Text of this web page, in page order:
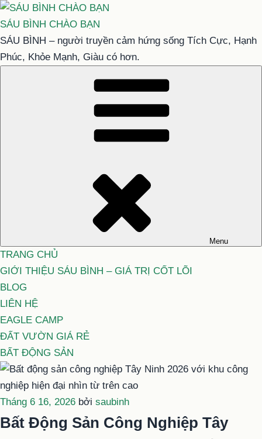
Chuyển
đến
phần
nội
SÁU BÌNH CHÀO BẠN
SÁU BÌNH – người truyền cảm hứng sống Tích Cực, Hạnh
Phúc, Khỏe Mạnh, Giàu có hơn.
Menu
TRANG CHỦ
GIỚI THIỆU SÁU BÌNH – GIÁ TRỊ CỐT LÕI
BLOG
LIÊN HỆ
EAGLE CAMP
ĐẤT VƯỜN GIÁ RẺ
BẤT ĐỘNG SẢN
Đăng
trong
Tháng 6 16, 2026 bởi saubinh
Bất Động Sản Công Nghiệp Tây